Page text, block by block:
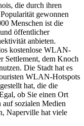
die durch ihren
gewonnen
Menschen ist die
öffentlicher
anbieten.
kostenlose WLAN-
Settlement, dem Knoch
Die Stadt hat es
WLAN-Hotspots
hat, die die
ob Sie einen Ort
sozialen Medien
Naperville hat viele